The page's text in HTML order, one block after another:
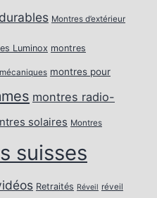
Montres d’extérieur
Luminox montres
montres pour
montres radio-
solaires Montres
suisses
Retraités Réveil réveil